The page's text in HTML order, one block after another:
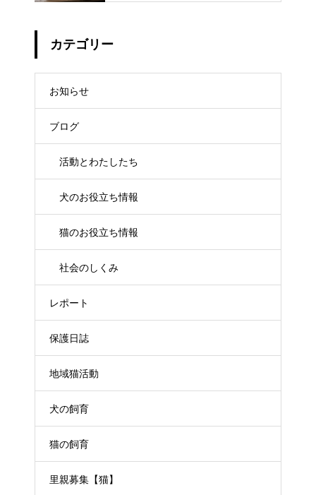
カテゴリー
お知らせ
ブログ
活動とわたしたち
犬のお役立ち情報
猫のお役立ち情報
社会のしくみ
レポート
保護日誌
地域猫活動
犬の飼育
猫の飼育
里親募集【猫】